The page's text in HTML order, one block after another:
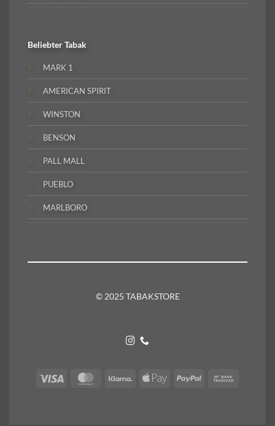
BeliebterTabak
MARK 1
AMERICAN SPIRIT
WINSTON
BENSON
PALL MALL
PUEBLO
MARLBORO
© 2025 TABAKSTORE
Visa MasterCardKlarna
Apple
PayPal